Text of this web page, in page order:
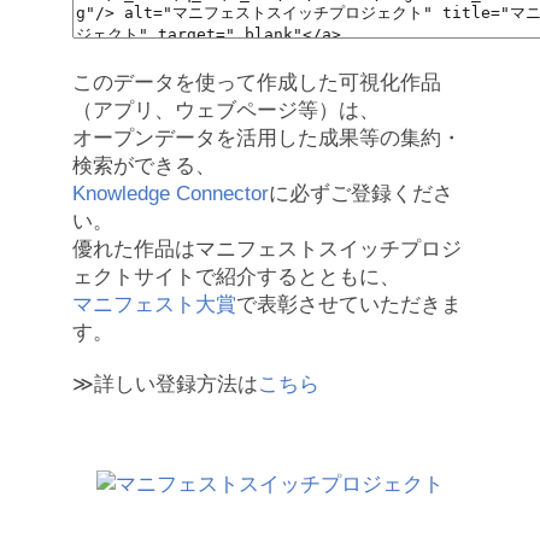
このデータを使って作成した可視化作品
（アプリ、ウェブページ等）は、
オープンデータを活用した成果等の集約・
検索ができる、
Knowledge Connectorに必ずご登録くださ
い。
優れた作品はマニフェストスイッチプロジ
ェクトサイトで紹介するとともに、
マニフェスト大賞で表彰させていただきま
す。
≫詳しい登録方法はこちら